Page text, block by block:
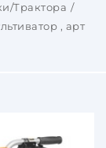
Трактора
, арт